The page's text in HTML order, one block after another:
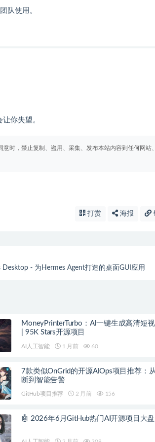
队使用。
你失望。
时，禁止复制、盗用、采集、发布本站内容到任何网站
打赏 海报
Desktop - 为Hermes Agent打造的桌面GUI应用
MoneyPrinterTurbo：AI一键生成高清短
| 95K Stars开源项目
AI人工智能 1 月前 60
7款类似OnGrid的开源AIOps项目推荐：
断到智能告警
GitHub项目推荐 2 月前 156
🤖 2026年6月GitHub热门AI开源项目大